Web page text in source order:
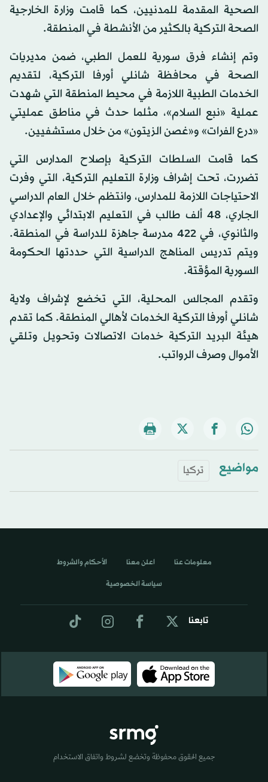
الصحية المقدمة للمدنيين، كما قامت وزارة الخارجية
الصحة التركية بالكثير من الأنشطة في المنطقة.
وتم إنشاء فرق سورية للعمل الطبي، ضمن مديريات
الصحة في محافظة شانلي أورفا التركية، لتقديم
الخدمات الطبية اللازمة في محيط المنطقة التي شهدت
عملية «نبع السلام»، مثلما حدث في مناطق عمليتي
«درع الفرات» و«غصن الزيتون» من خلال مستشفيين.
كما قامت السلطات التركية بإصلاح المدارس التي
تضررت، تحت إشراف وزارة التعليم التركية، التي وفرت
الاحتياجات اللازمة للمدارس، وانتظم خلال العام الدراسي
الجاري، 48 ألف طالب في التعليم الابتدائي والإعدادي
والثانوي، في 422 مدرسة جاهزة للدراسة في المنطقة.
ويتم تدريس المناهج الدراسية التي حددتها الحكومة
السورية المؤقتة.
وتقدم المجالس المحلية، التي تخضع لإشراف ولاية
شانلي أورفا التركية الخدمات لأهالي المنطقة. كما تقدم
هيئة البريد التركية خدمات الاتصالات وتحويل وتلقي
الأموال وصرف الرواتب.
مواضيع تركيا
تابعنا
معلومات عنا اعلن معنا الأحكام والشروط
سياسة الخصوصية
جميع الحقوق محفوظة وتخضع لشروط واتفاق الاستخدام